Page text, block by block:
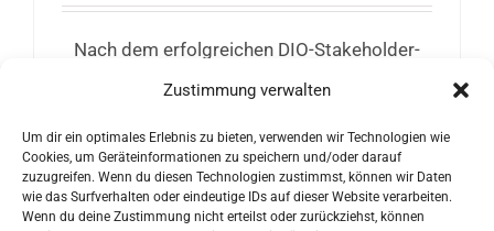
Zustimmung verwalten
Um dir ein optimales Erlebnis zu bieten, verwenden wir Technologien wie
Cookies, um Geräteinformationen zu speichern und/oder darauf
zuzugreifen. Wenn du diesen Technologien zustimmst, können wir Daten
wie das Surfverhalten oder eindeutige IDs auf dieser Website verarbeiten.
Wenn du deine Zustimmung nicht erteilst oder zurückziehst, können
Nach dem erfolgreichen DIO-Stakeholder-
Treffen in Graz am 10. April 2019 mit rund
Wirtschaft und Verwaltung findet jetzt die
zweite Konferenz statt.